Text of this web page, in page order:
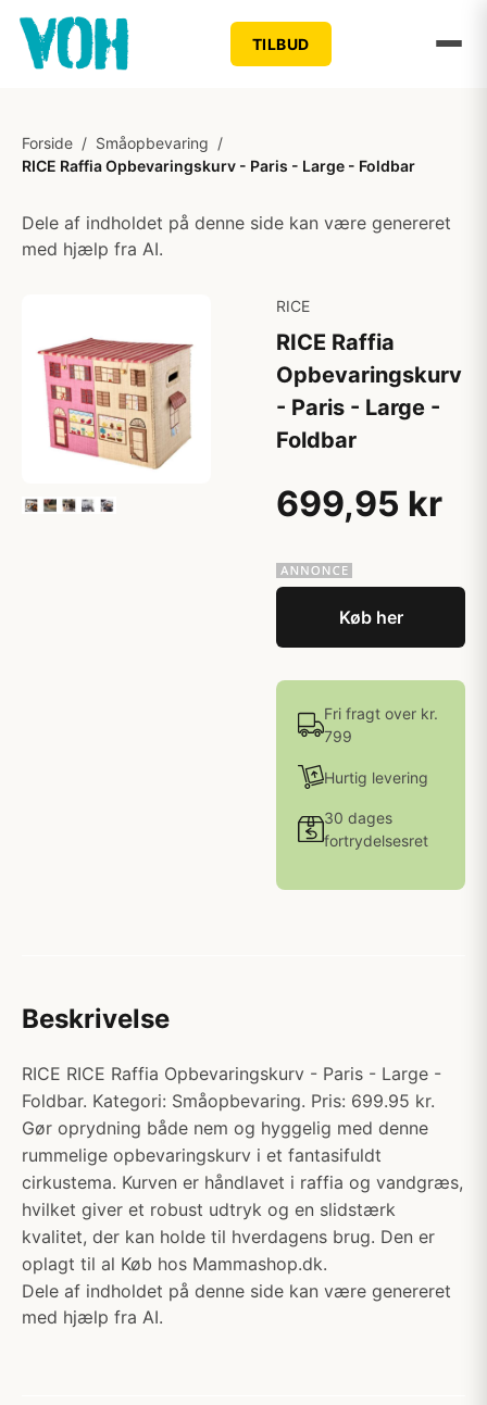
TILBUD
Forside / Småopbevaring /
RICE Raffia Opbevaringskurv - Paris - Large - Foldbar
Dele af indholdet på denne side kan være genereret
med hjælp fra AI.
RICE
RICE Raffia
Opbevaringskurv
- Paris - Large -
Foldbar
699,95 kr
Køb her
Fri fragt over kr.
799
Hurtig levering
30 dages
fortrydelsesret
Beskrivelse
RICE RICE Raffia Opbevaringskurv - Paris - Large -
Foldbar. Kategori: Småopbevaring. Pris: 699.95 kr.
Gør oprydning både nem og hyggelig med denne
rummelige opbevaringskurv i et fantasifuldt
cirkustema. Kurven er håndlavet i raffia og vandgræs,
hvilket giver et robust udtryk og en slidstærk
kvalitet, der kan holde til hverdagens brug. Den er
oplagt til al Køb hos Mammashop.dk.
Dele af indholdet på denne side kan være genereret
med hjælp fra AI.